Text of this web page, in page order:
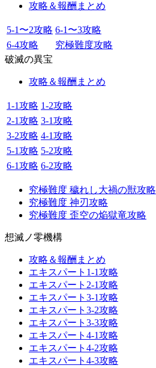
攻略＆報酬まとめ
5-1〜2攻略 6-1〜3攻略
6-4攻略
究極難度攻略
破滅の異宝
攻略＆報酬まとめ
1-1攻略 1-2攻略
2-1攻略 3-1攻略
3-2攻略 4-1攻略
5-1攻略 5-2攻略
6-1攻略 6-2攻略
究極難度 穢れし大禍の獣攻略
究極難度 神刃攻略
究極難度 歪空の焔獄竜攻略
想滅ノ零機構
攻略＆報酬まとめ
エキスパート1-1攻略
エキスパート2-1攻略
エキスパート3-1攻略
エキスパート3-2攻略
エキスパート3-3攻略
エキスパート4-1攻略
エキスパート4-2攻略
エキスパート4-3攻略